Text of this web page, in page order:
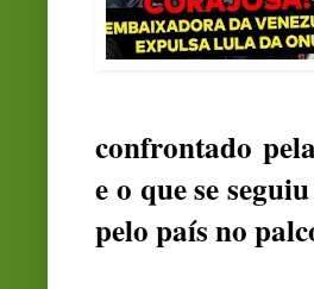
confrontado
e o que se
pelo país no